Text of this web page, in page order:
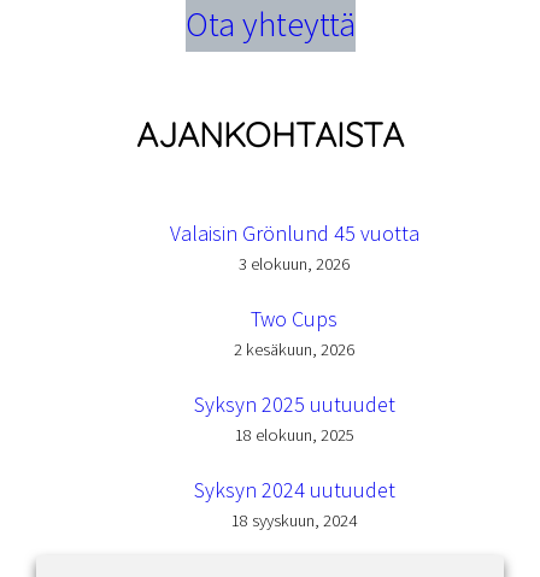
Ota yhteyttä
AJANKOHTAISTA
Valaisin Grönlund 45 vuotta
3 elokuun, 2026
Two Cups
2 kesäkuun, 2026
Syksyn 2025 uutuudet
18 elokuun, 2025
Syksyn 2024 uutuudet
18 syyskuun, 2024